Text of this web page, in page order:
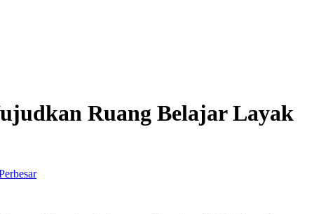
Ruang Belajar Layak